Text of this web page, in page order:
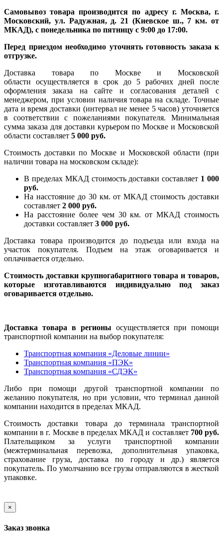
Самовывоз товара производится по адресу г. Москва, г.
Московский, ул. Радужная, д. 21 (Киевское ш., 7 км. от
МКАД), с понедельника по пятницу с 9:00 до 17:00.
Перед приездом необходимо уточнять готовность заказа к
отгрузке.
Доставка товара по Москве и Московской
области осуществляется в срок до 5 рабочих дней после
оформления заказа на сайте и согласования деталей с
менеджером, при условии наличия товара на складе. Точные
дата и время доставки (интервал не менее 5 часов) уточняется
в соответствии с пожеланиями покупателя. Минимальная
сумма заказа для доставки курьером по Москве и Московской
области составляет 5 000 руб.
Стоимость доставки по Москве и Московской области (при
наличии товара на московском складе):
В пределах МКАД стоимость доставки составляет 1 000
руб.
На насcтояние до 30 км. от МКАД стоимость доставки
составляет 2 000 руб.
На расстояние более чем 30 км. от МКАД стоимость
доставки составляет 3 000 руб.
Доставка товара производится до подъезда или входа на
участок покупателя. Подъем на этаж оговаривается и
оплачивается отдельно.
Стоимость доставки крупногабаритного товара и товаров,
которые изготавливаются индивидуально под заказ
оговаривается отдельно.
Доставка товара в регионы осуществляется при помощи
транспортной компании на выбор покупателя:
Транспортная компания «Деловые линии»
Транспортная компания «ПЭК»
Транспортная компания «СДЭК»
Либо при помощи другой транспортной компании по
желанию покупателя, но при условии, что терминал данной
компании находится в пределах МКАД.
Стоимость доставки товара до терминала транспортной
компании в г. Москве в пределах МКАД и составляет 700 руб.
Плательщиком за услуги транспортной компании
(межтерминальная перевозка, дополнительная упаковка,
страхование груза, доставка по городу и др.) является
покупатель. По умолчанию все грузы отправляются в жесткой
упаковке.
×
Заказ звонка